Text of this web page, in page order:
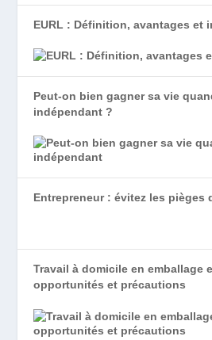
EURL : Définition, avantages et
Peut-on bien gagner sa vie
indépendant ?
Entrepreneur : évitez les pièges
Travail à domicile en emballage
opportunités et précautions